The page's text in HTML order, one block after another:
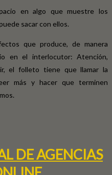
en algo que muestre los
sacar con ellos.
que produce, de manera
en el interlocutor: Atención,
el folleto tiene que llamar la
más y hacer que terminen
DE AGENCIAS